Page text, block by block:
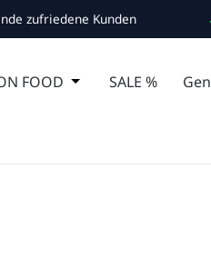
zufriedene Kunden
ESSEN
der Kategorie
Schließe das Dropdown der
FOOD Öffne oder Schließe
SALE %